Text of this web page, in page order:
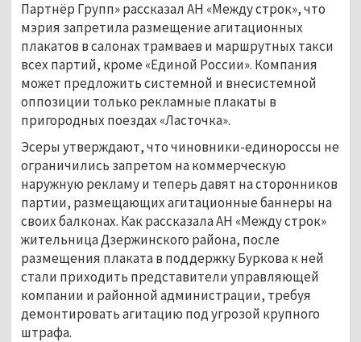
Партнёр Групп» рассказал АН «Между строк», что
мэрия запретила размещение агитационных
плакатов в салонах трамваев и маршрутных такси
всех партий, кроме «Единой России». Компания
может предложить системной и внесистемной
оппозиции только рекламные плакаты в
пригородных поездах «Ласточка».
Эсеры утверждают, что чиновники-единороссы не
ограничились запретом на коммерческую
наружную рекламу и теперь давят на сторонников
партии, размещающих агитационные баннеры на
своих балконах. Как рассказала АН «Между строк»
жительница Дзержинского района, после
размещения плаката в поддержку Буркова к ней
стали приходить представители управляющей
компании и районной администрации, требуя
демонтировать агитацию под угрозой крупного
штрафа.